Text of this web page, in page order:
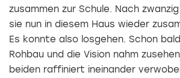
zusammen zur Schule. Nach
sie nun in diesem Haus wieder
Es konnte also losgehen. Schon
Rohbau und die Vision nahm
beiden raffiniert ineinander